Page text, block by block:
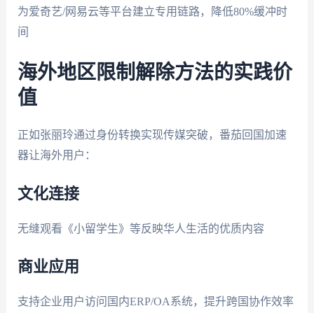
为爱奇艺/网易云等平台建立专用链路，降低80%缓冲时
间
海外地区限制解除方法的实践价
值
正如张丽玲通过身份转换实现传媒突破，番茄回国加速
器让海外用户：
文化连接
无缝观看《小留学生》等反映华人生活的优质内容
商业应用
支持企业用户访问国内ERP/OA系统，提升跨国协作效率